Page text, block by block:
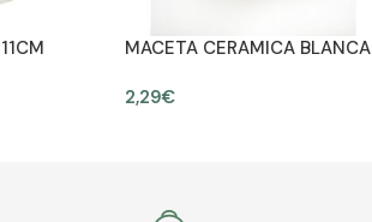
MACETA CERAMICA BLANCA
2,29€